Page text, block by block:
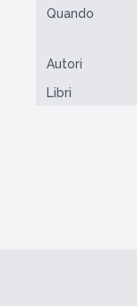
Quando
Autori
Libri